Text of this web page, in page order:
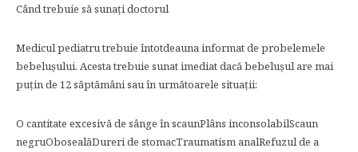
Când trebuie să sunați doctorul
Medicul pediatru trebuie întotdeauna informat de probelemele
bebelușului. Acesta trebuie sunat imediat dacă bebelușul are mai
puțin de 12 săptămâni sau în următoarele situații:
O cantitate excesivă de sânge în scaunPlâns inconsolabilScaun
negruObosealăDureri de stomacTraumatism analRefuzul de a